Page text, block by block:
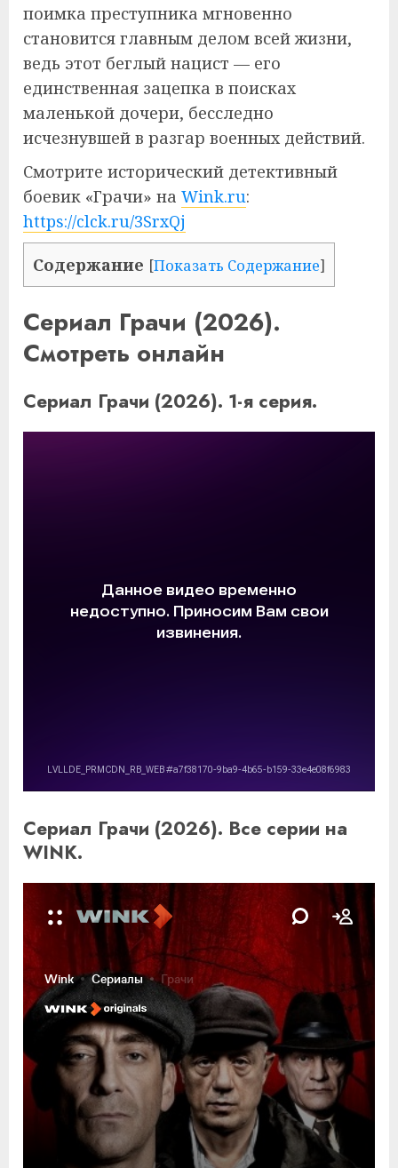
поимка преступника мгновенно
становится главным делом всей жизни,
ведь этот беглый нацист — его
единственная зацепка в поисках
маленькой дочери, бесследно
исчезнувшей в разгар военных действий.
Смотрите исторический детективный
боевик «Грачи» на Wink.ru:
https://clck.ru/3SrxQj
Содержание [Показать Содержание]
Сериал Грачи (2026).
Смотреть онлайн
Сериал Грачи (2026). 1-я серия.
Сериал Грачи (2026). Все серии на
WINK.